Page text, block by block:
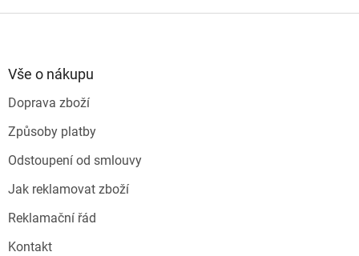
v
Vše o nákupu
Doprava zboží
Způsoby platby
Odstoupení od smlouvy
Jak reklamovat zboží
Reklamační řád
Kontakt